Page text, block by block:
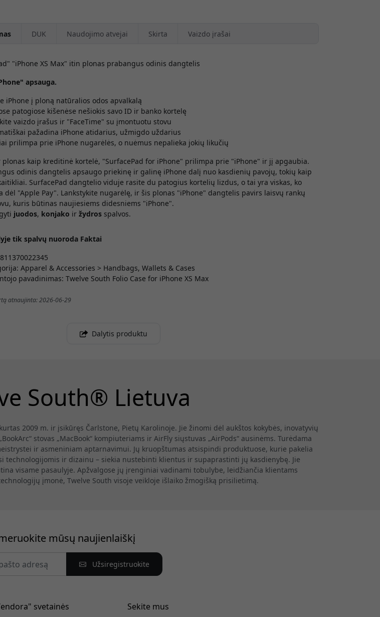
DUK Naudojimo atvejai Skirta Vaizdo įrašai
"iPhone XS Max" itin plonas prabangus odinis dangtelis
apsauga.
iPhone į ploną natūralios odos apvalkalą
patogiose kišenėse nešiokis savo ID ir banko kortelę
vaizdo įrašus ir "FaceTime" su įmontuotu stovu
pažadina iPhone atidarius, užmigdo uždarius
prilimpa prie iPhone nugarėlės, o nuėmus nepalieka jokių likučių
plonas kaip kreditinė kortelė, "SurfacePad for iPhone" prilimpa prie "iPhone" ir jį apgaubia.
odinis dangtelis apsaugo priekinę ir galinę iPhone dalį nuo kasdienių pavojų, tokių kaip
SurfacePad dangtelio viduje rasite du patogius kortelių lizdus, o tai yra viskas, ko
dėl "Apple Pay". Lankstykite nugarėlę, ir šis plonas "iPhone" dangtelis pavirs laisvų rankų
kuris būtinas naujiesiems didesniems "iPhone".
juodos, konjako ir žydrosspalvos.
tik spalvų nuoroda Faktai
Apparel & Accessories > Handbags, Wallets & Cases
pavadinimas: Twelve South Folio Case for iPhone XS Max
atnaujinta: 2026-06-29
Dalytis produktu
South® Lietuva
2009 m. ir įsikūręs Čarlstone, Pietų Karolinoje. Jie žinomi dėl aukštos kokybės, inovatyvių
stovas „MacBook“ kompiuteriams ir AirFly siųstuvas „AirPods“ ausinėms. Turėdama
ir asmeniniam aptarnavimui. Jų kruopštumas atsispindi produktuose, kurie pakelia
ir dizainu – siekia nustebinti klientus ir supaprastinti jų kasdienybę. Jie
visame pasaulyje. Apžvalgose jų įrenginiai vadinami tobulybe, leidžiančia klientams
įmonė, Twelve South visoje veikloje išlaiko žmogišką prisilietimą.
mūsų naujienlaiškį
Užsiregistruokite
svetainės Sekite mus